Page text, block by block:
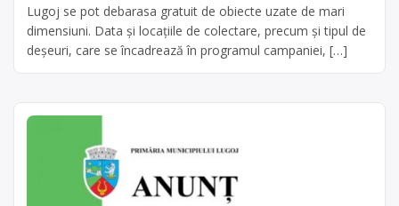
Lugoj se pot debarasa gratuit de obiecte uzate de mari
dimensiuni. Data și locațiile de colectare, precum și tipul de
deșeuri, care se încadrează în programul campaniei, […]